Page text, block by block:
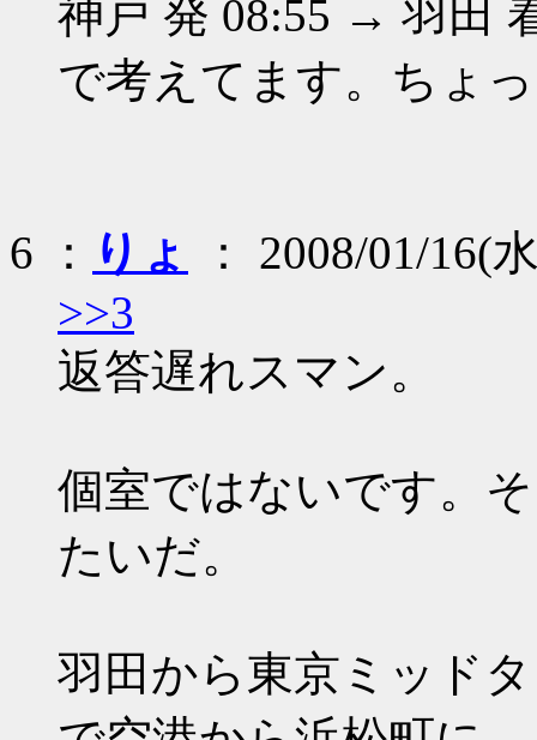
神戸 発 08:55 → 羽田
で考えてます。ちょ
6 ： りょ
： 2008/01/16(
>>3
返答遅れスマン。
個室ではないです。
たいだ。
羽田から東京ミッド